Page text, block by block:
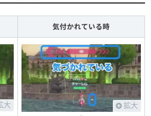
気付かれている時
大 拡大